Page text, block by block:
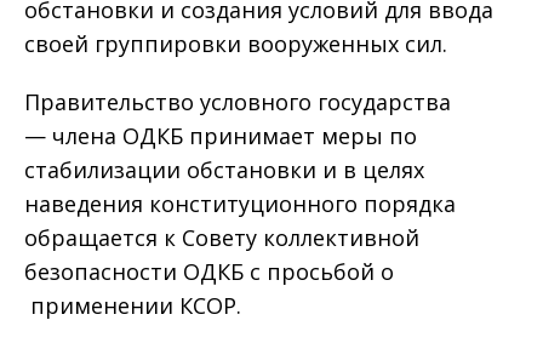
обстановки и создания условий для ввода
своей группировки вооруженных сил.
Правительство условного государства
— члена ОДКБ принимает меры по
стабилизации обстановки и в целях
наведения конституционного порядка
обращается к Совету коллективной
безопасности ОДКБ с просьбой о
применении КСОР.